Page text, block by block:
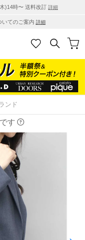
)14時〜 送料改訂 詳細
いてのご案内 詳細
ンド
です